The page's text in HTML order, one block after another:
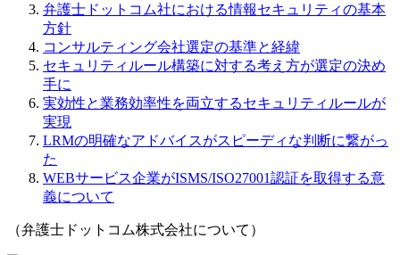
弁護士ドットコム社における情報セキュリティの基本
方針
コンサルティング会社選定の基準と経緯
セキュリティルール構築に対する考え方が選定の決め
手に
実効性と業務効率性を両立するセキュリティルールが
実現
LRMの明確なアドバイスがスピーディな判断に繋がっ
た
WEBサービス企業がISMS/ISO27001認証を取得する意
義について
（弁護士ドットコム株式会社について）